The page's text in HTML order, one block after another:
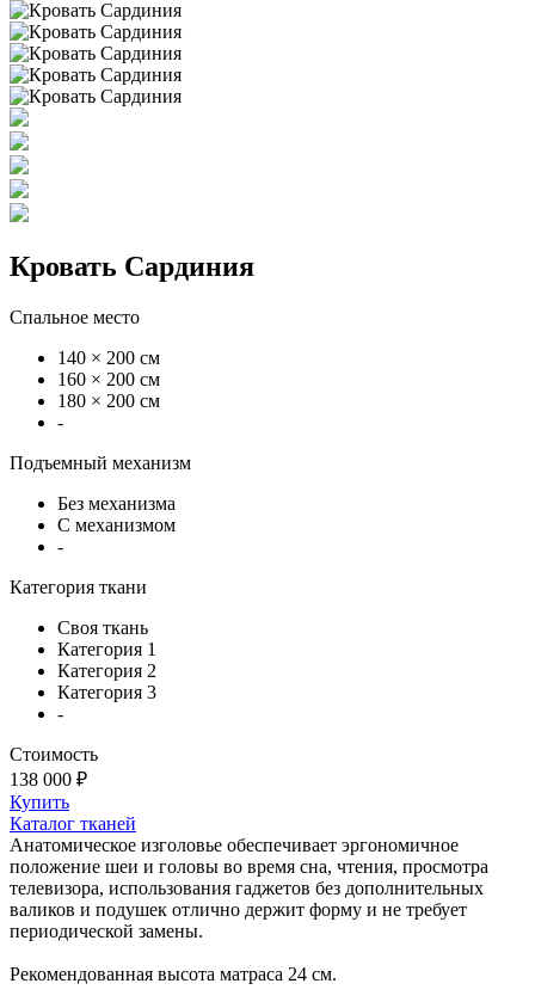
Кровать Сардиния
Спальное место
140 × 200 см
160 × 200 см
180 × 200 см
-
Подъемный механизм
Без механизма
С механизмом
-
Категория ткани
Своя ткань
Категория 1
Категория 2
Категория 3
-
Стоимость
138 000 ₽
Купить
Каталог тканей
Анатомическое изголовье обеспечивает эргономичное
положение шеи и головы во время сна, чтения, просмотра
телевизора, использования гаджетов без дополнительных
валиков и подушек отлично держит форму и не требует
периодической замены.
Рекомендованная высота матраса 24 см.